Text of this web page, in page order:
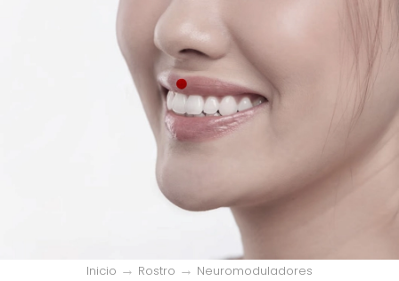
Inicio → Rostro → Neuromoduladores